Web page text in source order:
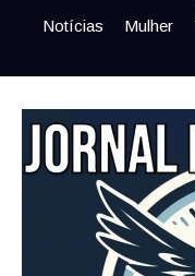
Notícias Mulher